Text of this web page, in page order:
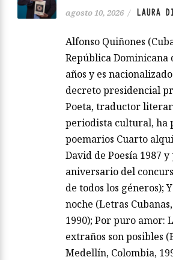
agosto 10, 2026 / LAURA
Alfonso Quiñones
República Dominicana
años y es
decreto presidencial
Poeta, traductor
periodista cultural, ha
poemarios Cuarto
David de Poesía 1987
aniversario del
de todos los géneros);
noche (Letras
1990); Por puro amor:
extraños son posibles
Medellín, Colombia,